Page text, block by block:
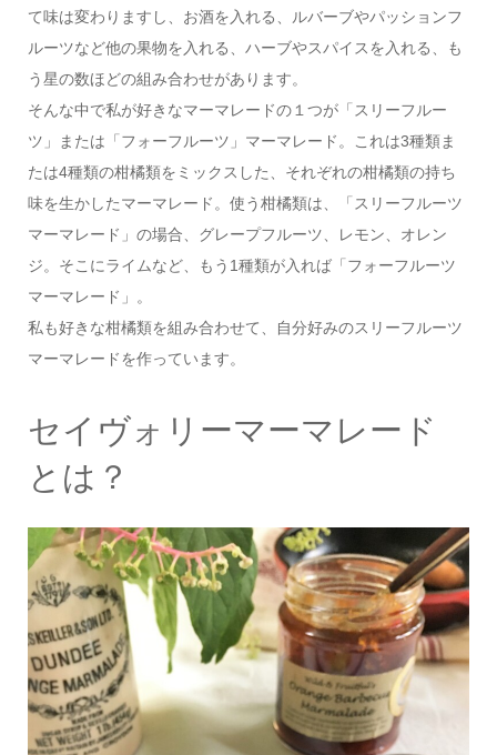
て味は変わりますし、お酒を入れる、ルバーブやパッションフ
ルーツなど他の果物を入れる、ハーブやスパイスを入れる、も
う星の数ほどの組み合わせがあります。
そんな中で私が好きなマーマレードの１つが「スリーフルー
ツ」または「フォーフルーツ」マーマレード。これは3種類ま
たは4種類の柑橘類をミックスした、それぞれの柑橘類の持ち
味を生かしたマーマレード。使う柑橘類は、「スリーフルーツ
マーマレード」の場合、グレープフルーツ、レモン、オレン
ジ。そこにライムなど、もう1種類が入れば「フォーフルーツ
マーマレード」。
私も好きな柑橘類を組み合わせて、自分好みのスリーフルーツ
マーマレードを作っています。
セイヴォリーマーマレード
とは？